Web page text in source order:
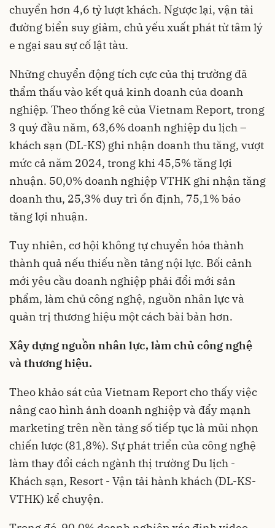
chuyển hơn 4,6 tỷ lượt khách. Ngược lại, vận tải
đường biển suy giảm, chủ yếu xuất phát từ tâm lý
e ngại sau sự cố lật tàu.
Những chuyển động tích cực của thị trường đã
thẩm thấu vào kết quả kinh doanh của doanh
nghiệp. Theo thống kê của Vietnam Report, trong
3 quý đầu năm, 63,6% doanh nghiệp du lịch –
khách sạn (DL-KS) ghi nhận doanh thu tăng, vượt
mức cả năm 2024, trong khi 45,5% tăng lợi
nhuận. 50,0% doanh nghiệp VTHK ghi nhận tăng
doanh thu, 25,3% duy trì ổn định, 75,1% báo
tăng lợi nhuận.
Tuy nhiên, cơ hội không tự chuyển hóa thành
thành quả nếu thiếu nền tảng nội lực. Bối cảnh
mới yêu cầu doanh nghiệp phải đổi mới sản
phẩm, làm chủ công nghệ, nguồn nhân lực và
quản trị thương hiệu một cách bài bản hơn.
Xây dựng nguồn nhân lực, làm chủ công nghệ
và thương hiệu.
Theo khảo sát của Vietnam Report cho thấy việc
nâng cao hình ảnh doanh nghiệp và đẩy mạnh
marketing trên nền tảng số tiếp tục là mũi nhọn
chiến lược (81,8%). Sự phát triển của công nghệ
làm thay đổi cách ngành thị trường Du lịch -
Khách sạn, Resort - Vận tải hành khách (DL-KS-
VTHK) kể chuyện.